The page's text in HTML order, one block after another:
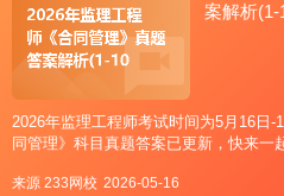
案解析(1-
2026年监理工程师考试时间为5月16日
同管理》科目真题答案已更新，快来一
年监理工程师合同管理真题答案解
来源 233网校 2026-05-16